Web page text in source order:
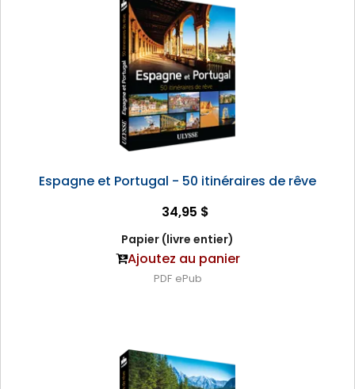
Espagne et Portugal - 50 itinéraires de rêve
34,95 $
Papier (livre entier)
Ajoutez au panier
PDF ePub